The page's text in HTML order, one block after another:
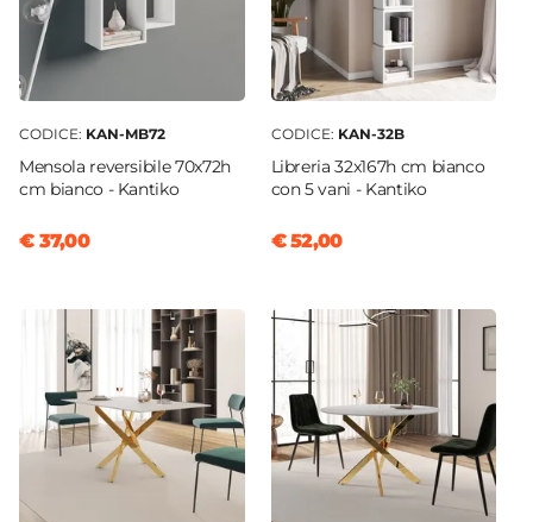
CODICE: KAN-MB72
Mensola reversibile 70x72h
cm bianco - Kantiko
€ 37,00
CODICE: KAN-32B
Libreria 32x167h cm bianco
con 5 vani - Kantiko
€ 52,00